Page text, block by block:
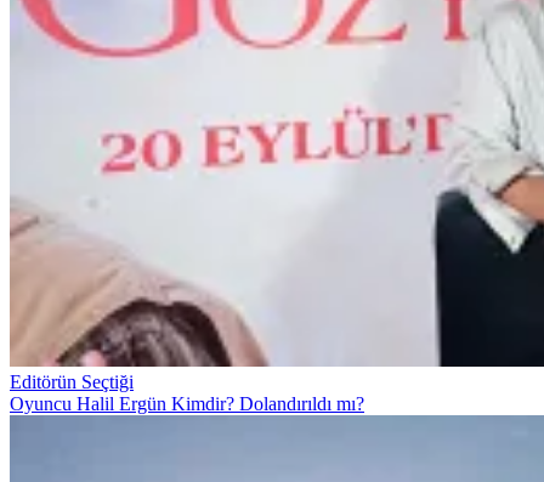
Editörün Seçtiği
Oyuncu Halil Ergün Kimdir? Dolandırıldı mı?